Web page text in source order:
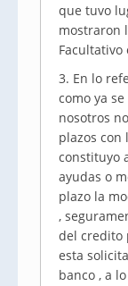
que tuvo
mostraron
Facultativo
3. En lo
como ya
nosotros
plazos con
constituyo
ayudas o
plazo la
,
del credito
esta
banco , a